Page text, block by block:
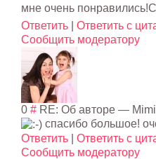
мне очень
Ответить
Ответить с
Сообщить модератору
0 # RE: Об авторе —
спасибо большое!
Ответить
Ответить с
Сообщить модератору